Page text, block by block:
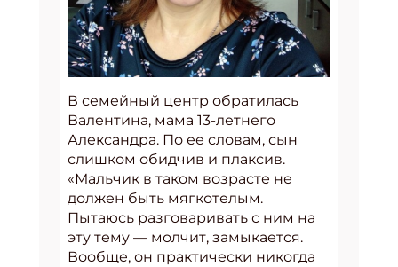
В семейный центр обратилась
Валентина, мама 13-летнего
Александра. По ее словам, сын
слишком обидчив и плаксив.
«Мальчик в таком возрасте не
должен быть мягкотелым.
Пытаюсь разговаривать с ним на
эту тему — молчит, замыкается.
Вообще, он практически никогда